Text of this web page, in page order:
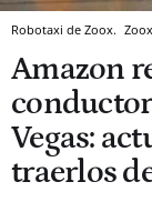
Robotaxi de Zoox. Zoox
Amazon
Vegas:
traerlos